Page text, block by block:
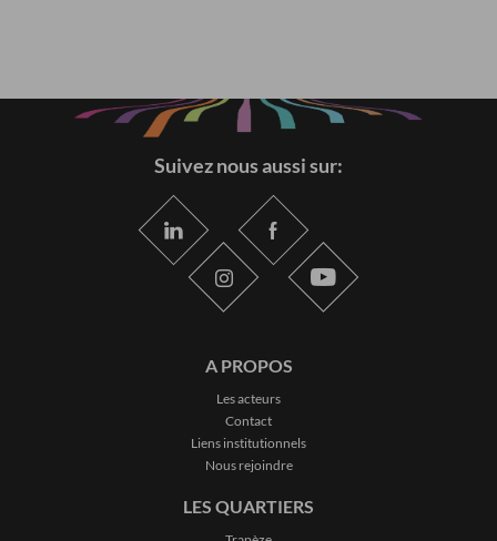
Suivez nous aussi sur:
A PROPOS
Les acteurs
Contact
Liens institutionnels
Nous rejoindre
LES QUARTIERS